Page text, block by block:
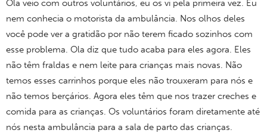
Ola veio com outros voluntários, eu os vi pela primeira vez. Eu
nem conhecia o motorista da ambulância. Nos olhos deles
você pode ver a gratidão por não terem ficado sozinhos com
esse problema. Ola diz que tudo acaba para eles agora. Eles
não têm fraldas e nem leite para crianças mais novas. Não
temos esses carrinhos porque eles não trouxeram para nós e
não temos berçários. Agora eles têm que nos trazer creches e
comida para as crianças. Os voluntários foram diretamente até
nós nesta ambulância para a sala de parto das crianças.